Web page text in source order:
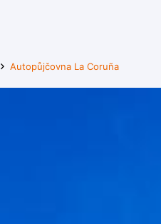
Autopůjčovna La Coruña